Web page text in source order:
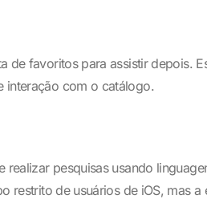
favoritos para assistir depois.
interação com o catálogo.
pesquisas usando
restrito de usuários de iOS, mas